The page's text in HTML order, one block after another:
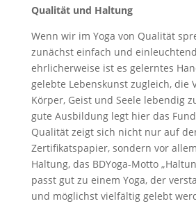
Qualität und Haltung
Wenn wir im Yoga von Qualität
zunächst einfach und
ehrlicherweise ist es gelerntes
gelebte Lebenskunst zugleich, die
Körper, Geist und Seele lebendig
gute Ausbildung legt hier das
Qualität zeigt sich nicht nur auf
Zertifikatspapier, sondern vor
Haltung, das BDYoga-Motto
passt gut zu einem Yoga, der
und möglichst vielfältig gelebt